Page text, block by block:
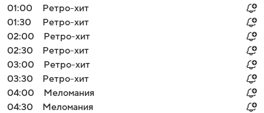
01:00
Ретро-хит
01:30
Ретро-хит
02:00
Ретро-хит
02:30
Ретро-хит
03:00
Ретро-хит
03:30
Ретро-хит
04:00
Меломания
04:30
Меломания